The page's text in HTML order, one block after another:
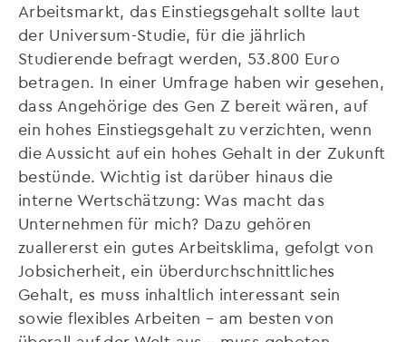
Arbeitsmarkt, das Einstiegsgehalt sollte laut
der Universum-Studie, für die jährlich
Studierende befragt werden, 53.800 Euro
betragen. In einer Umfrage haben wir gesehen,
dass Angehörige des Gen Z bereit wären, auf
ein hohes Einstiegsgehalt zu verzichten, wenn
die Aussicht auf ein hohes Gehalt in der Zukunft
bestünde. Wichtig ist darüber hinaus die
interne Wertschätzung: Was macht das
Unternehmen für mich? Dazu gehören
zuallererst ein gutes Arbeitsklima, gefolgt von
Jobsicherheit, ein überdurchschnittliches
Gehalt, es muss inhaltlich interessant sein
sowie flexibles Arbeiten – am besten von